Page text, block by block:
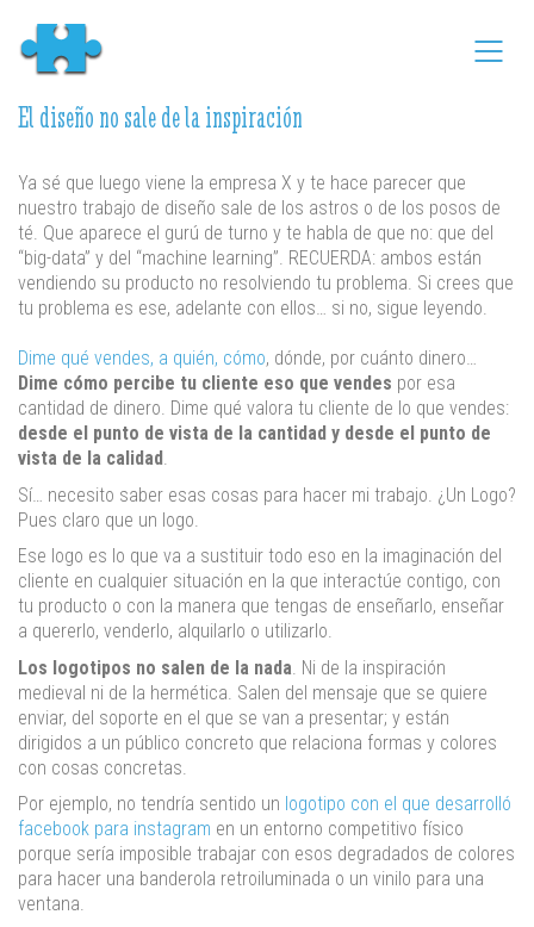
El diseño no sale de la inspiración
Ya sé que luego viene la empresa X y te hace parecer que
nuestro trabajo de diseño sale de los astros o de los posos de
té. Que aparece el gurú de turno y te habla de que no: que del
“big-data” y del “machine learning”. RECUERDA: ambos están
vendiendo su producto no resolviendo tu problema. Si crees que
tu problema es ese, adelante con ellos… si no, sigue leyendo.
Dime qué vendes, a quién, cómo, dónde, por cuánto dinero…
Dime cómo percibe tu cliente eso que vendes por esa
cantidad de dinero. Dime qué valora tu cliente de lo que vendes:
desde el punto de vista de la cantidad y desde el punto de
vista de la calidad.
Sí… necesito saber esas cosas para hacer mi trabajo. ¿Un Logo?
Pues claro que un logo.
Ese logo es lo que va a sustituir todo eso en la imaginación del
cliente en cualquier situación en la que interactúe contigo, con
tu producto o con la manera que tengas de enseñarlo, enseñar
a quererlo, venderlo, alquilarlo o utilizarlo.
Los logotipos no salen de la nada . Ni de la inspiración
medieval ni de la hermética. Salen del mensaje que se quiere
enviar, del soporte en el que se van a presentar; y están
dirigidos a un público concreto que relaciona formas y colores
con cosas concretas.
Por ejemplo, no tendría sentido un logotipo con el que desarrolló
facebook para instagram en un entorno competitivo físico
porque sería imposible trabajar con esos degradados de colores
para hacer una banderola retroiluminada o un vinilo para una
ventana.